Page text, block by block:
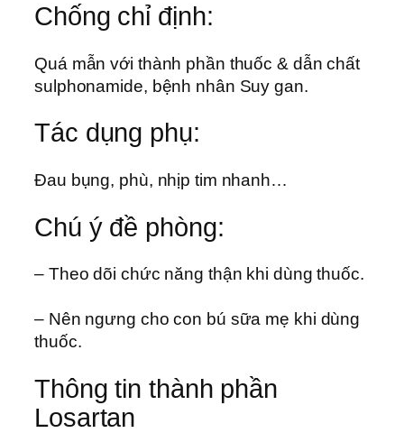
Chống chỉ định:
Quá mẫn với thành phần thuốc & dẫn chất
sulphonamide, bệnh nhân Suy gan.
Tác dụng phụ:
Ðau bụng, phù, nhịp tim nhanh…
Chú ý đề phòng:
– Theo dõi chức năng thận khi dùng thuốc.
– Nên ngưng cho con bú sữa mẹ khi dùng
thuốc.
Thông tin thành phần
Losartan